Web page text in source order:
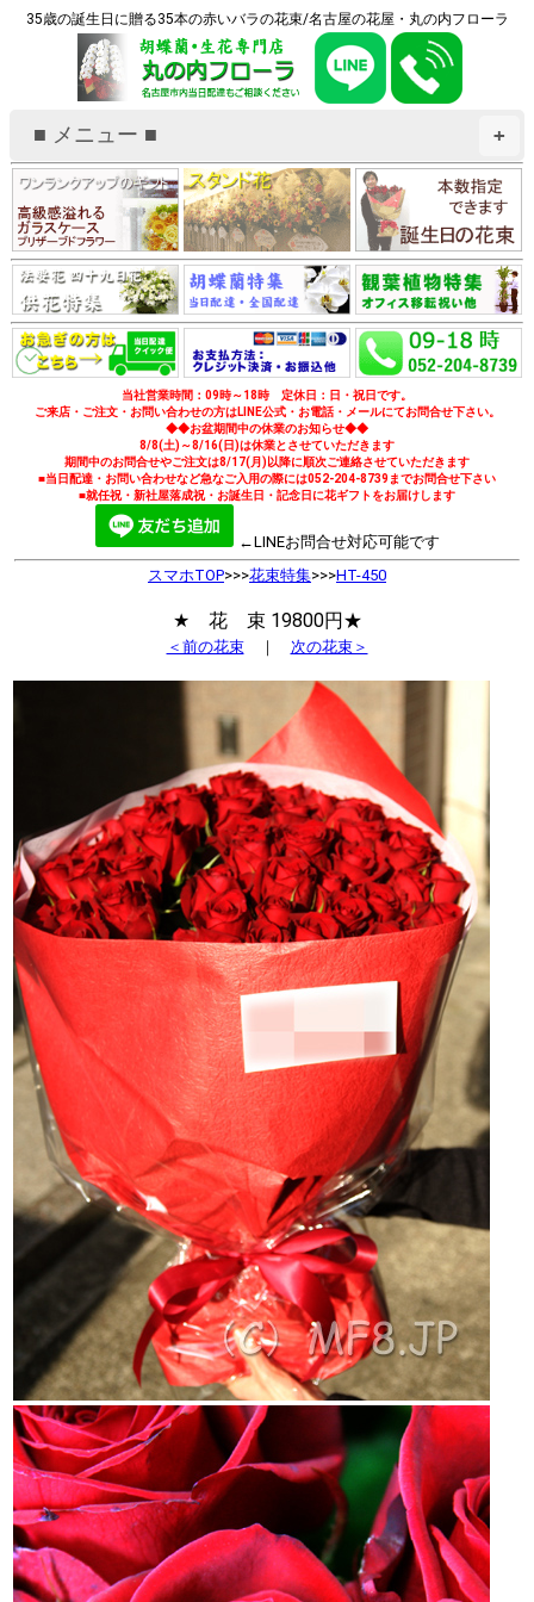
35歳の誕生日に贈る35本の赤いバラの花束/名古屋の花屋・丸の内フローラ
+
■ メニュー ■
当社営業時間：09時～18時 定休日：日・祝日です。
ご来店・ご注文・お問い合わせの方はLINE公式・お電話・メールにてお問合せ下さい。
◆◆お盆期間中の休業のお知らせ◆◆
8/8(土)～8/16(日)は休業とさせていただきます
期間中のお問合せやご注文は8/17(月)以降に順次ご連絡させていただきます
■当日配達・お問い合わせなど急なご入用の際には052-204-8739までお問合せ下さい
■就任祝・新社屋落成祝・お誕生日・記念日に花ギフトをお届けします
←LINEお問合せ対応可能です
スマホTOP>>>花束特集>>>HT-450
★ 花 束 19800円★
＜前の花束｜ 次の花束＞